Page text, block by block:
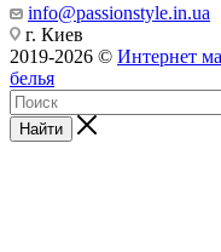
info@passionstyle.in.ua
г. Киев
2019-2026 © Интернет
белья
Найти